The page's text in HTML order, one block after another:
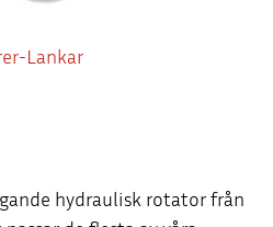
Lankar
hydraulisk rotator från